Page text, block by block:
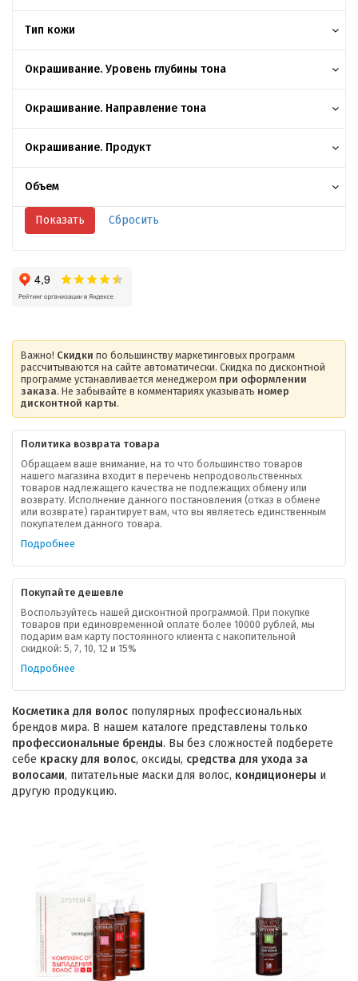
Тип кожи
Окрашивание. Уровень глубины тона
Окрашивание. Направление тона
Окрашивание. Продукт
Объем
Важно! Скидки по большинству маркетинговых программ
рассчитываются на сайте автоматически. Скидка по дисконтной
программе устанавливается менеджером при оформлении
заказа. Не забывайте в комментариях указывать номер
дисконтной карты.
Политика возврата товара
Обращаем ваше внимание, на то что большинство товаров
нашего магазина входит в перечень непродовольственных
товаров надлежащего качества не подлежащих обмену или
возврату. Исполнение данного постановления (отказ в обмене
или возврате) гарантирует вам, что вы являетесь единственным
покупателем данного товара.
Подробнее
Покупайте дешевле
Воспользуйтесь нашей дисконтной программой. При покупке
товаров при единовременной оплате более 10000 рублей, мы
подарим вам карту постоянного клиента с накопительной
скидкой: 5, 7, 10, 12 и 15%
Подробнее
Косметика для волос популярных профессиональных
брендов мира. В нашем каталоге представлены только
профессиональные бренды. Вы без сложностей подберете
себе краску для волос, оксиды, средства для ухода за
волосами, питательные маски для волос, кондиционеры и
другую продукцию.